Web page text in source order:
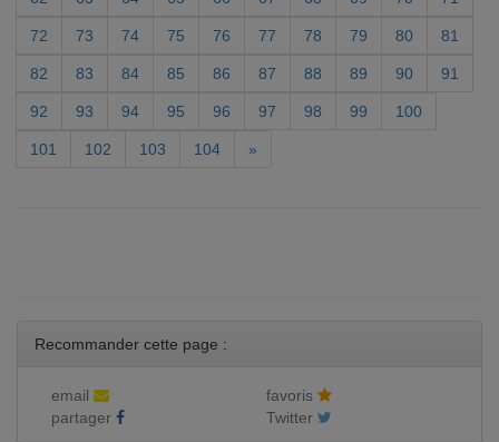
72 73 74 75 76 77 78 79 80 81
82 83 84 85 86 87 88 89 90 91
92 93 94 95 96 97 98 99 100
101 102 103 104 »
Recommander cette page :
email
favoris
partager
Twitter